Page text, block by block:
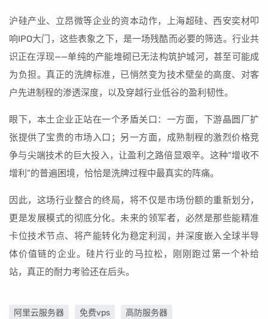
沪硅产业、立昂微等企业的资本动作，上海超硅、西安奕材叩
响IPO大门，这些表象之下，是一场残酷而必要的筛选。行业共
识正在浮现——单纯的产能堆砌已无法构筑护城河，甚至可能成
为负担。真正的洗牌标准，已悄然变为技术壁垒的高度、对客
户先进制程的渗透深度，以及穿越行业低谷的盈利韧性。
眼下，本土企业正站在一个矛盾关口：一方面，下游晶圆厂扩
张提供了宝贵的市场入口；另一方面，成熟制程的激烈价格竞
争与尖端技术的巨大投入，让盈利之路倍显艰辛。这种“增收不
增利”的普遍困境，恰恰是洗牌过程中最真实的阵痛。
因此，这场行业整合的终局，将不仅是市场份额的重新划分，
更是发展模式的彻底分化。未来的领军者，必然是那些能精准
卡位技术节点、将产能转化为稳定利润，并深度嵌入全球半导
体价值链的企业。硅片行业的马拉松，刚刚跑过第一个补给
站，真正的耐力考验还在后头。
阿里云服务器 免费vps 高防服务器